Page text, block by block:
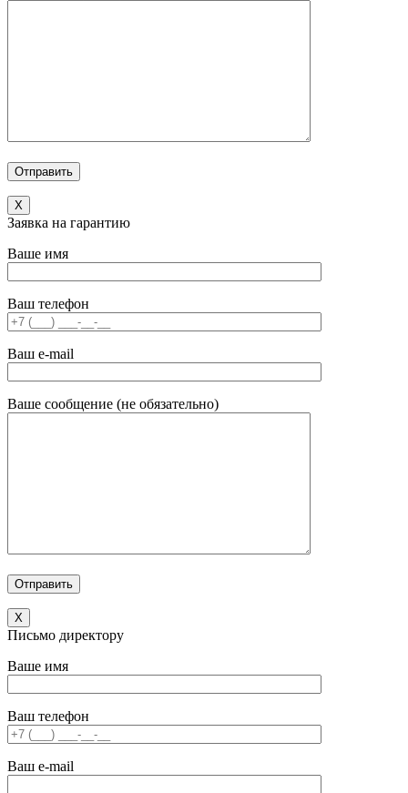
X
Заявка на гарантию
Ваше имя
Ваш телефон
Ваш e-mail
Ваше сообщение (не обязательно)
X
Письмо директору
Ваше имя
Ваш телефон
Ваш e-mail